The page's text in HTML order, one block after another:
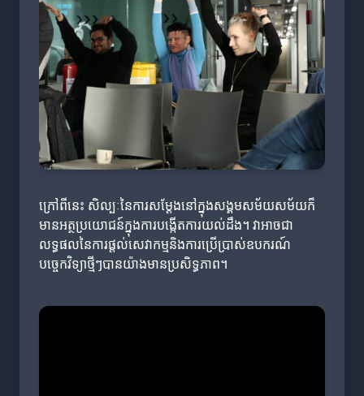
ក្រៅពីនេះ សិល្បៈនៃការសម្តែងនៅក្នុងសង្គមសម័យសម័យក៏
មានអត្ថប្រយោជន៍ក្នុងការបង្កើតការយល់ដឹង។ វាអាចជា
លទ្ធផលនៃការផ្តល់សេវាកម្មនិងការប្រើប្រាស់ឧបករណ៍
បច្ចេកវិទ្យាថ្មីៗបានយ៉ាងមានប្រសិទ្ធភាព។